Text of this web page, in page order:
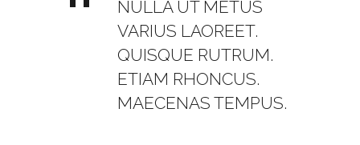
NULLA UT METUS
VARIUS LAOREET.
QUISQUE RUTRUM.
ETIAM RHONCUS.
MAECENAS TEMPUS.